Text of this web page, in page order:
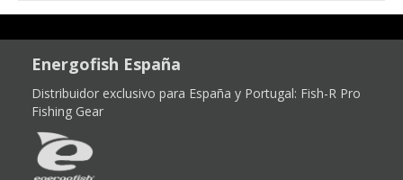
Energofish España
Distribuidor exclusivo para España y Portugal: Fish-R Pro
Fishing Gear